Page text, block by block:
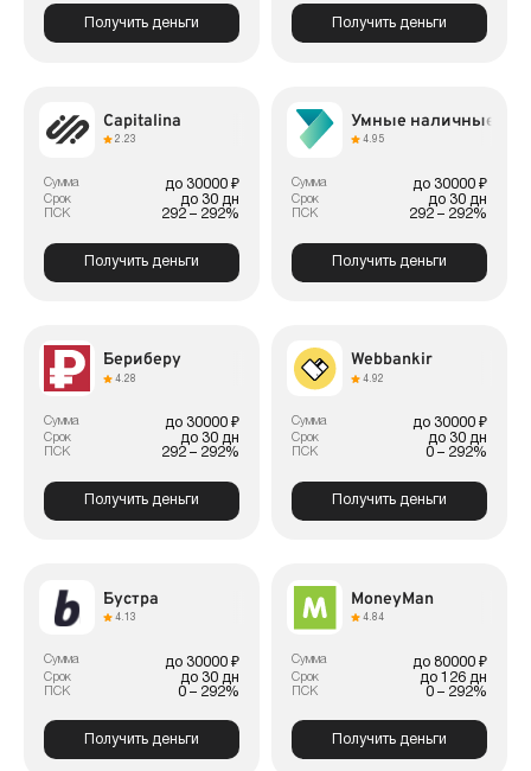
Получить деньги Получить деньги
Capitalina
2.23
Сумма до 30000 ₽
Срок до 30 дн
ПСК 292 – 292%
Получить деньги
Умные наличные
4.95
Сумма до 30000 ₽
Срок до 30 дн
ПСК 292 – 292%
Получить деньги
Бериберу
4.28
Сумма до 30000 ₽
Срок до 30 дн
ПСК 292 – 292%
Получить деньги
Webbankir
4.92
Сумма до 30000 ₽
Срок до 30 дн
ПСК 0 – 292%
Получить деньги
Бустра
4.13
Сумма до 30000 ₽
Срок до 30 дн
ПСК 0 – 292%
Получить деньги
MoneyMan
4.84
Сумма до 80000 ₽
Срок до 126 дн
ПСК 0 – 292%
Получить деньги